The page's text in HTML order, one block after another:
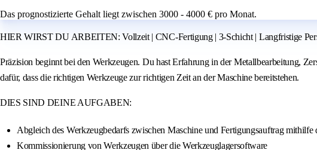
Das prognostizierte Gehalt liegt zwischen 3000 - 4000 € pro Monat.
HIER WIRST DU ARBEITEN: Vollzeit | CNC-Fertigung | 3-Schicht | Langfristige
Präzision beginnt bei den Werkzeugen. Du hast Erfahrung in der Metallbearbeitung,
dafür, dass die richtigen Werkzeuge zur richtigen Zeit an der Maschine bereitstehen.
DIES SIND DEINE AUFGABEN:
Abgleich des Werkzeugbedarfs zwischen Maschine und Fertigungsauftrag
Kommissionierung von Werkzeugen über die Werkzeuglagersoftware